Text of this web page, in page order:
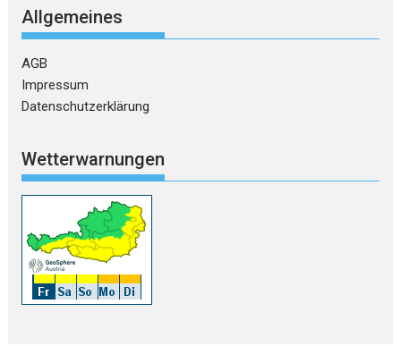
Allgemeines
AGB
Impressum
Datenschutzerklärung
Wetterwarnungen